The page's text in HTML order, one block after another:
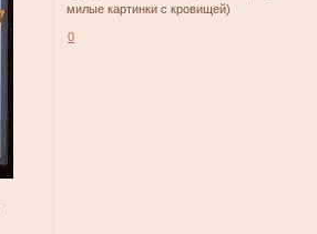
милые картинки с кровищей)
0